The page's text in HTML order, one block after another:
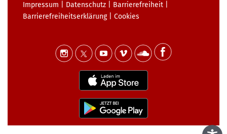
Impressum
Datenschutz Barrierefreiheit
Barrierefreiheits­erklärung| Cookies